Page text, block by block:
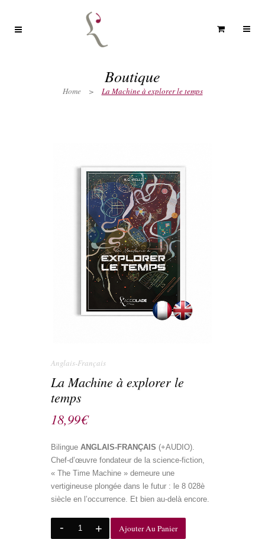
Boutique
Home > La Machine à explorer le temps
Anglais-Français
La Machine à explorer le
temps
18,99€
Bilingue ANGLAIS-FRANÇAIS (+AUDIO).
Chef-d’œuvre fondateur de la science-fiction,
« The Time Machine » demeure une
vertigineuse plongée dans le futur : le 8 028è
siècle en l’occurrence. Et bien au-delà encore.
Ajouter Au Panier